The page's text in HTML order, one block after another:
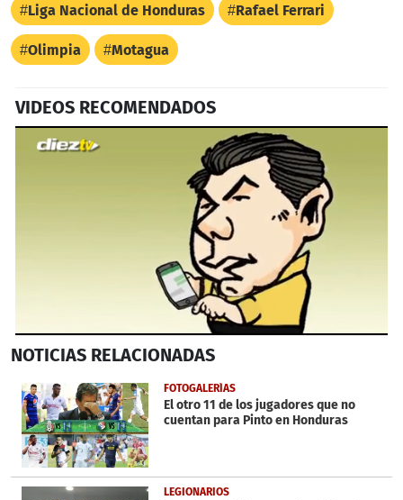
Liga Nacional de Honduras Rafael Ferrari
Olimpia Motagua
VIDEOS RECOMENDADOS
seconds
2
minutes,
43
seconds
NOTICIAS RELACIONADAS
FOTOGALERÍAS
El otro 11 de los jugadores que no
cuentan para Pinto en Honduras
LEGIONARIOS